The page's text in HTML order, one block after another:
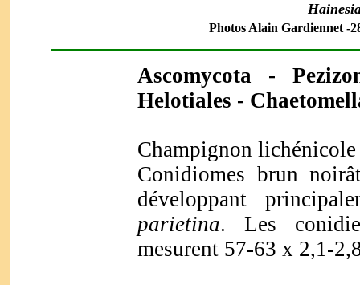
Photos Alain Gardiennet -
Ascomycota -
Helotiales -
Champignon
Conidiomes brun
développant
parietina. Les
mesurent 57-63 x 2,1-